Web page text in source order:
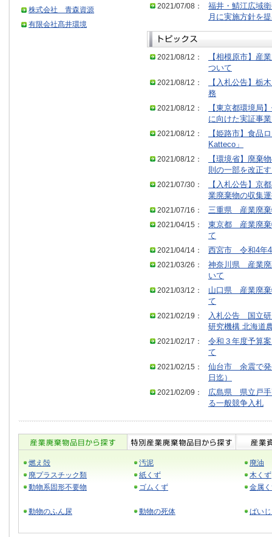
株式会社 青森資源
有限会社髙井環境
2021/07/08：
福井・鯖江広域
月に実施方針を
2021/08/12：
【相模原市】産
ついて
2021/08/12：
【入札公告】栃
務
2021/08/12：
【東京都環境局
に向けた実証事
2021/08/12：
【姫路市】食品
Katteco」
2021/08/12：
【環境省】廃棄
則の一部を改正
2021/07/30：
【入札公告】京
業廃棄物の収集
2021/07/16：
三重県 産業廃棄
2021/04/15：
東京都 産業廃棄
て
2021/04/14：
西宮市 令和4年4
2021/03/26：
神奈川県 産業廃
いて
2021/03/12：
山口県 産業廃棄
て
2021/02/19：
入札公告 国立研
研究機構 北海道
2021/02/17：
令和３年度予算
て
2021/02/15：
仙台市 余震で発
日迄）
2021/02/09：
広島県 県立戸手
る一般競争入札
燃え殻 汚泥
廃油
廃プラスチック類
紙くず
木くず
動物系固形不要物
ゴムくず 金属
動物のふん尿 動物の死体 ばい